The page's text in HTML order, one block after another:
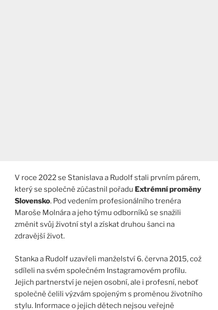
V roce 2022 se Stanislava a Rudolf stali prvním párem,
který se společně zúčastnil pořadu Extrémní proměny
Slovensko. Pod vedením profesionálního trenéra
Maroše Molnára a jeho týmu odborníků se snažili
změnit svůj životní styl a získat druhou šanci na
zdravější život.
Stanka a Rudolf uzavřeli manželství 6. června 2015, což
sdíleli na svém společném Instagramovém profilu.
Jejich partnerství je nejen osobní, ale i profesní, neboť
společně čelili výzvám spojeným s proměnou životního
stylu. Informace o jejich dětech nejsou veřejně